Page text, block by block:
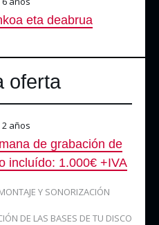
eta deabrua
oferta
años
de grabación de
incluído: 1.000€ +IVA
Y SONORIZACIÓN
DE LAS BASES DE TU DISCO